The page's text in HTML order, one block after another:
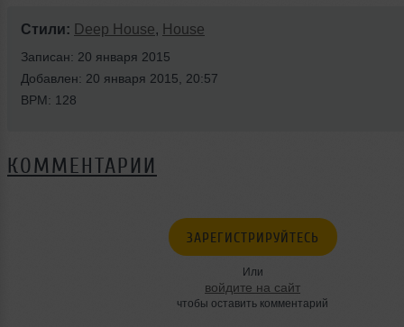
Стили: Deep House, House
Записан: 20 января 2015
Добавлен: 20 января 2015, 20:57
BPM: 128
КОММЕНТАРИИ
ЗАРЕГИСТРИРУЙТЕСЬ
Или
войдите на сайт
чтобы оставить комментарий